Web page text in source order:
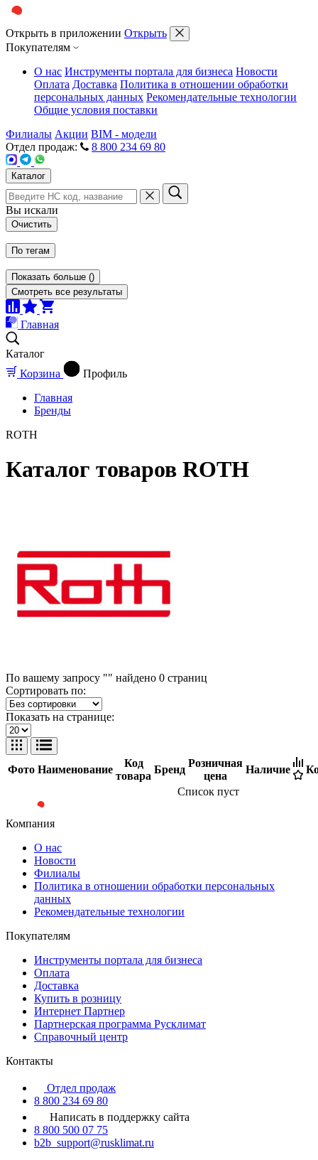
Открыть в приложении Открыть
Покупателям
О нас Инструменты портала для бизнеса Новости
Оплата Доставка Политика в отношении обработки
персональных данных Рекомендательные технологии
Общие условия поставки
Филиалы Акции BIM - модели
Отдел продаж:
8 800 234 69 80
Каталог
Вы искали
Очистить
По тегам
Показать больше ()
Смотреть все результаты
Главная
Каталог
Корзина
Профиль
Главная
Бренды
ROTH
Каталог товаров ROTH
По вашему запросу "" найдено 0 страниц
Сортировать по:
Показать на странице:
Фото Наименование
Код
товара
Бренд
Розничная
цена
Наличие
Список пуст
Компания
О нас
Новости
Филиалы
Политика в отношении обработки персональных
данных
Рекомендательные технологии
Покупателям
Инструменты портала для бизнеса
Оплата
Доставка
Купить в розницу
Интернет Партнер
Партнерская программа Русклимат
Справочный центр
Контакты
Отдел продаж
8 800 234 69 80
Написать в поддержку сайта
8 800 500 07 75
b2b_support@rusklimat.ru